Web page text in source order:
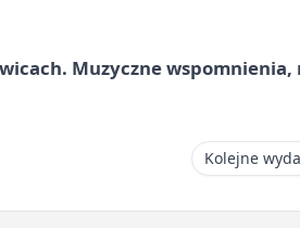
Muzyczne wspomnienia,
Kolejne